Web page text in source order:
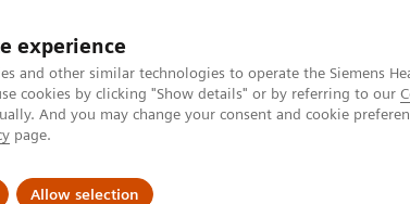
experience
and other similar technologies to operate the Siemens
cookies by clicking "Show details" or by referring to our
And you may change your consent and cookie
page.
Allow selection
会社情報